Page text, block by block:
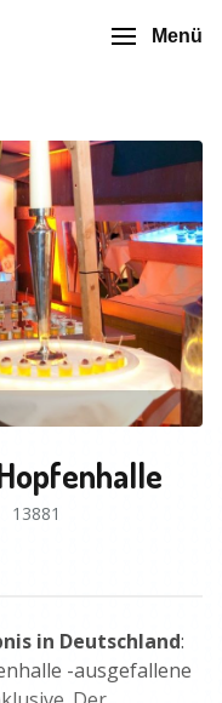
Menü
13881
in Deutschland:
-ausgefallene